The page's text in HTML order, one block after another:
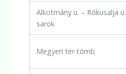
Alkotmány u. – Rókusalja u.
sarok
Megyeri tér tömb